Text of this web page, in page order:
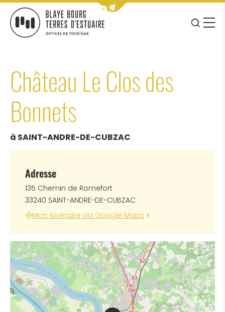
Afficher la barre de navigation
JE
MENU
Château Le Clos des
Bonnets
à SAINT-ANDRE-DE-CUBZAC
Adresse
135 Chemin de Romefort
33240 SAINT-ANDRE-DE-CUBZAC
Mon itinéraire via Google Maps